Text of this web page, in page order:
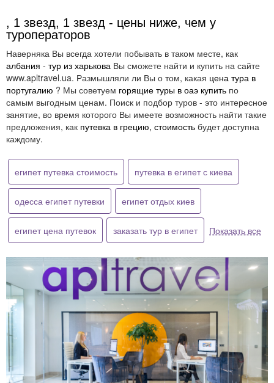
, 1 звезд, 1 звезд - цены ниже, чем у
туроператоров
Наверняка Вы всегда хотели побывать в таком месте, как
албания - тур из харькова Вы сможете найти и купить на сайте
www.apltravel.ua. Размышляли ли Вы о том, какая цена тура в
португалию ? Мы советуем горящие туры в оаэ купить по
самым выгодным ценам. Поиск и подбор туров - это интересное
занятие, во время которого Вы имеете возможность найти такие
предложения, как путевка в грецию, стоимость будет доступна
каждому.
египет путевка стоимость путевка в египет с киева
одесса египет путевки египет отдых киев
египет цена путевок заказать тур в египет Показать все